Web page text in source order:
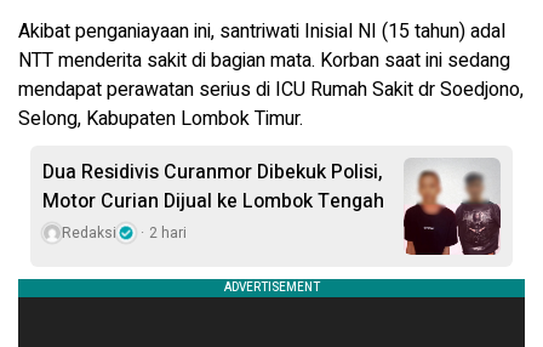
Akibat penganiayaan ini, santriwati Inisial NI (15 tahun) adal
NTT menderita sakit di bagian mata. Korban saat ini sedang
mendapat perawatan serius di ICU Rumah Sakit dr Soedjono,
Selong, Kabupaten Lombok Timur.
Dua Residivis Curanmor Dibekuk Polisi,
Motor Curian Dijual ke Lombok Tengah
Redaksi 2 hari